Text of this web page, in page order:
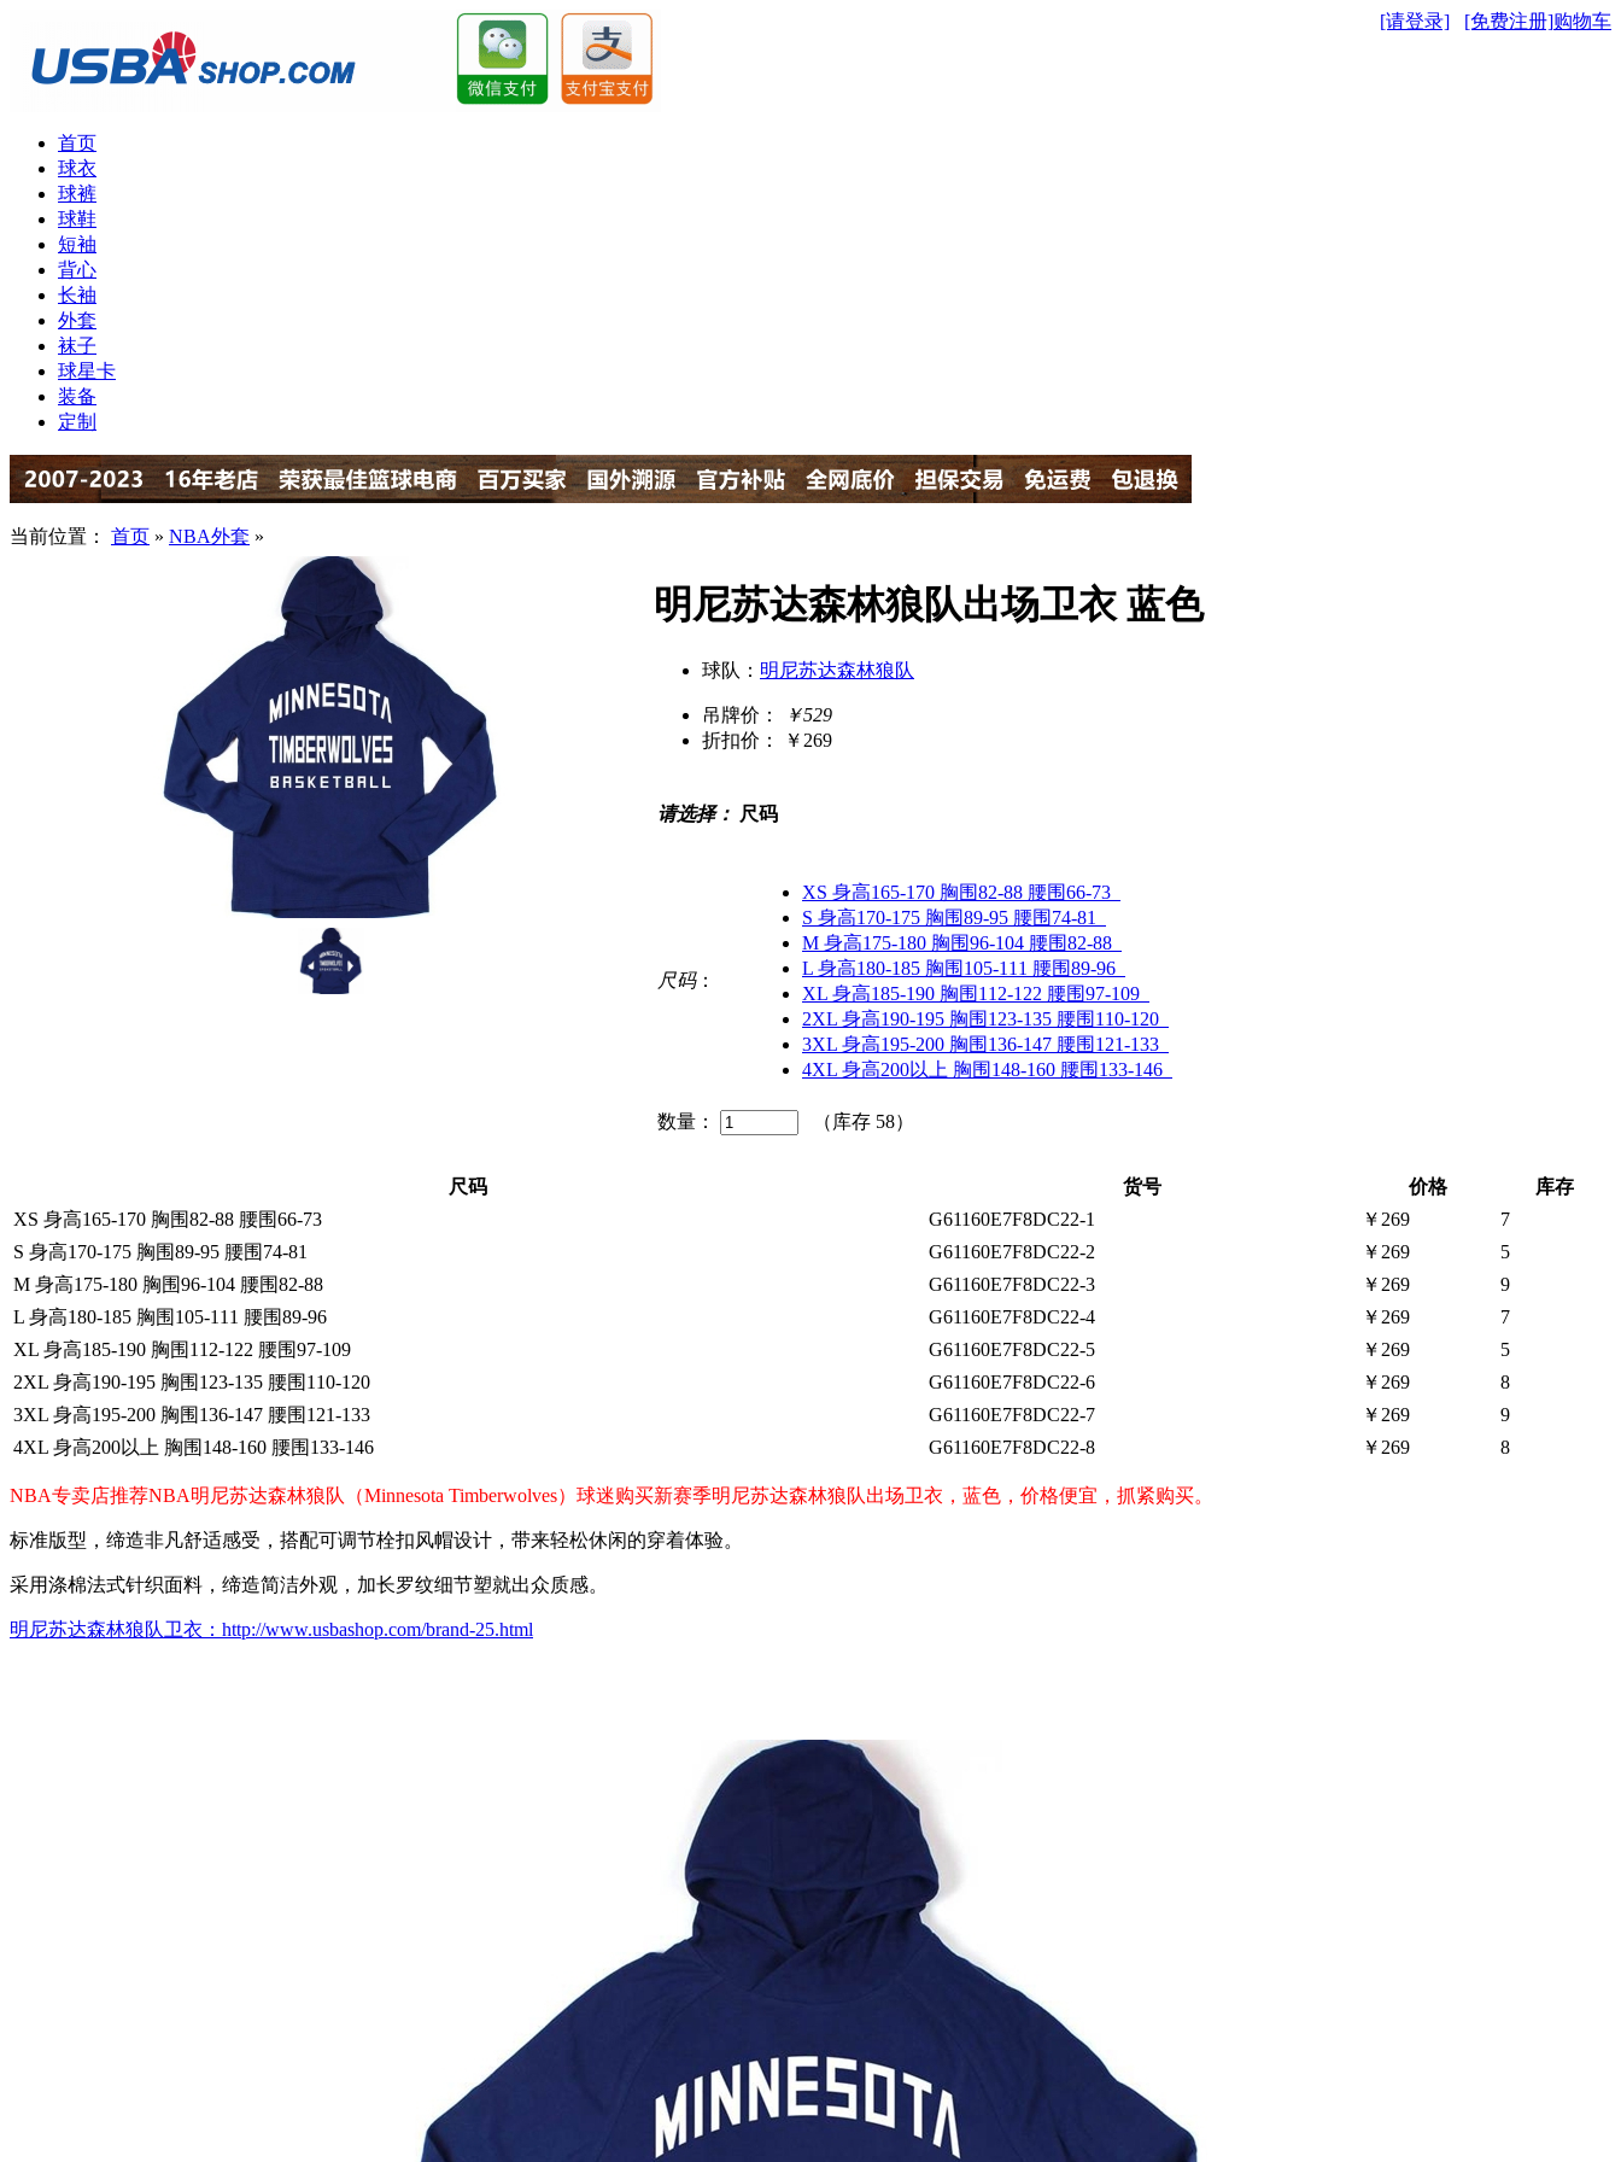
[请登录] [免费注册]购物车
首页
球衣
球裤
球鞋
短袖
背心
长袖
外套
袜子
球星卡
装备
定制
当前位置： 首页 » NBA外套 »
明尼苏达森林狼队出场卫衣 蓝色
球队： 明尼苏达森林狼队
吊牌价：
￥529
折扣价：
￥269
请选择： 尺码
尺码：
XS 身高165-170 胸围82-88 腰围66-73
S 身高170-175 胸围89-95 腰围74-81
M 身高175-180 胸围96-104 腰围82-88
L 身高180-185 胸围105-111 腰围89-96
XL 身高185-190 胸围112-122 腰围97-109
2XL 身高190-195 胸围123-135 腰围110-120
3XL 身高195-200 胸围136-147 腰围121-133
4XL 身高200以上 胸围148-160 腰围133-146
数量： （库存 58）
尺码 货号 价格
库存
XS 身高165-170 胸围82-88 腰围66-73
G61160E7F8DC22-1 ￥269
7
S 身高170-175 胸围89-95 腰围74-81
G61160E7F8DC22-2 ￥269
5
M 身高175-180 胸围96-104 腰围82-88
G61160E7F8DC22-3 ￥269
9
L 身高180-185 胸围105-111 腰围89-96
G61160E7F8DC22-4 ￥269
7
XL 身高185-190 胸围112-122 腰围97-109
G61160E7F8DC22-5 ￥269
5
2XL 身高190-195 胸围123-135 腰围110-120
G61160E7F8DC22-6 ￥269
8
3XL 身高195-200 胸围136-147 腰围121-133
G61160E7F8DC22-7 ￥269
9
4XL 身高200以上 胸围148-160 腰围133-146
G61160E7F8DC22-8 ￥269 8
NBA专卖店推荐NBA明尼苏达森林狼队（Minnesota Timberwolves）球迷购买新赛季明尼苏达森林狼队出场卫衣，蓝色，价格便宜，抓紧购买。
标准版型，缔造非凡舒适感受，搭配可调节栓扣风帽设计，带来轻松休闲的穿着体验。
采用涤棉法式针织面料，缔造简洁外观，加长罗纹细节塑就出众质感。
明尼苏达森林狼队卫衣：http://www.usbashop.com/brand-25.html